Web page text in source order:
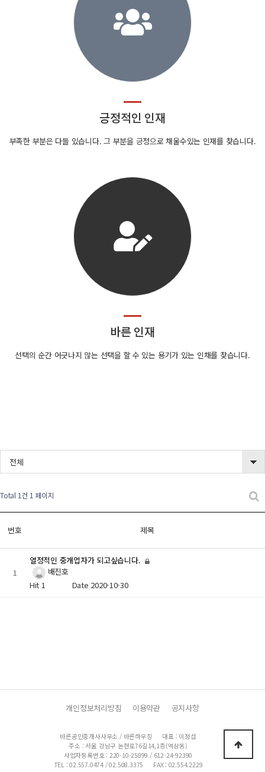
긍정적인 인재
부족한 부분은 다들 있습니다. 그 부분을 긍정으로 채울수있는 인재를 찾습니다.
바른 인재
선택의 순간 어긋나지 않는 선택을 할 수 있는 용기가 있는 인채를 찾습니다.
전체
Total 1건 1 페이지
번호 제목
1
열정적인 중개업자가 되고싶습니다.
배진호
Hit 1 Date 2020-10-30
개인정보처리방침 이용약관 공지사항
바른공인중개사사무소 / 바른하우징
대표 : 이정섭
주소 : 서울 강남구 논현로76길14,1층(역삼동)
사업자등록번호 : 220-10-25899 / 612-24-92390
TEL : 02.557.0474 / 02.508.3375
FAX : 02.554.2229